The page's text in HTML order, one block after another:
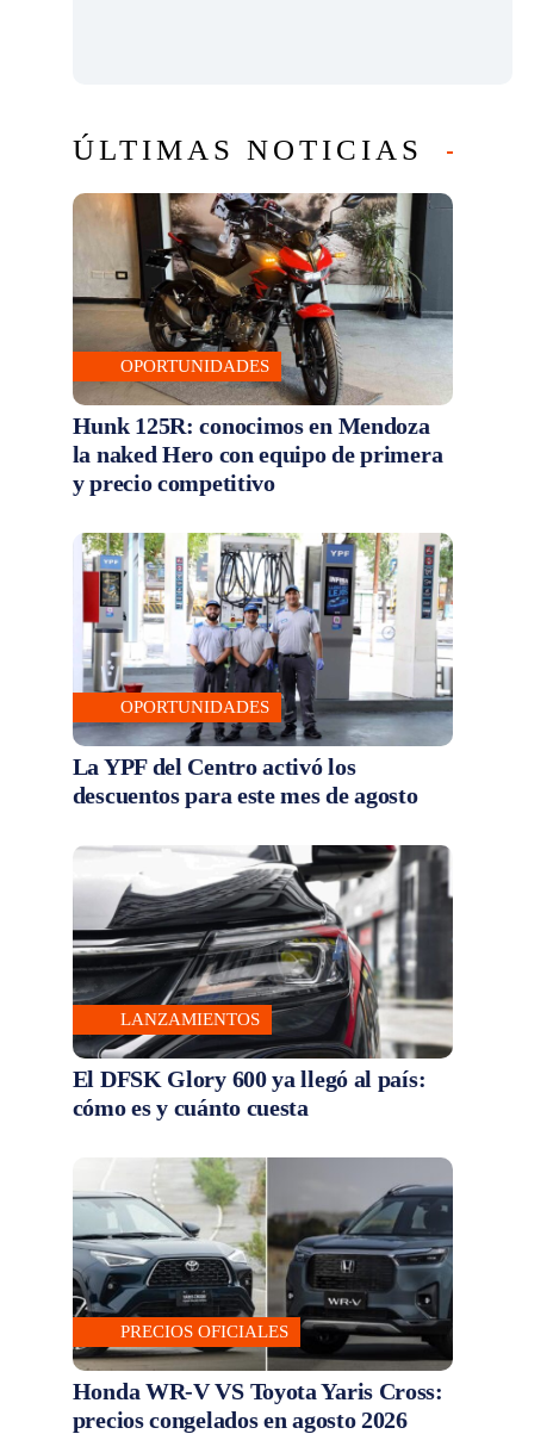
ÚLTIMAS NOTICIAS
OPORTUNIDADES
Hunk 125R: conocimos en Mendoza
la naked Hero con equipo de primera
y precio competitivo
OPORTUNIDADES
La YPF del Centro activó los
descuentos para este mes de agosto
LANZAMIENTOS
El DFSK Glory 600 ya llegó al país:
cómo es y cuánto cuesta
PRECIOS OFICIALES
Honda WR-V VS Toyota Yaris Cross:
precios congelados en agosto 2026